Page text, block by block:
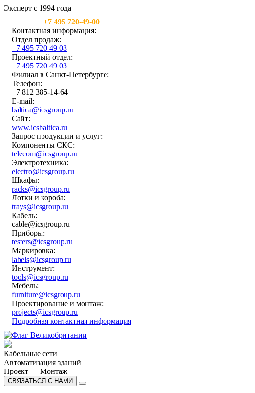
Эксперт с 1994 года
+7 495 720-49-00
Контактная информация:
Отдел продаж:
+7 495 720 49 08
Проектный отдел:
+7 495 720 49 03
Филиал в Санкт-Петербурге:
Телефон:
+7 812 385-14-64
E-mail:
baltica@icsgroup.ru
Сайт:
www.icsbaltica.ru
Запрос продукции и услуг:
Компоненты СКС:
telecom@icsgroup.ru
Электротехника:
electro@icsgroup.ru
Шкафы:
racks@icsgroup.ru
Лотки и короба:
trays@icsgroup.ru
Кабель:
cable@icsgroup.ru
Приборы:
testers@icsgroup.ru
Маркировка:
labels@icsgroup.ru
Инструмент:
tools@icsgroup.ru
Мебель:
furniture@icsgroup.ru
Проектирование и монтаж:
projects@icsgroup.ru
Подробная контактная информация
Кабельные сети
Автоматизация зданий
Проект — Монтаж
СВЯЗАТЬСЯ С НАМИ